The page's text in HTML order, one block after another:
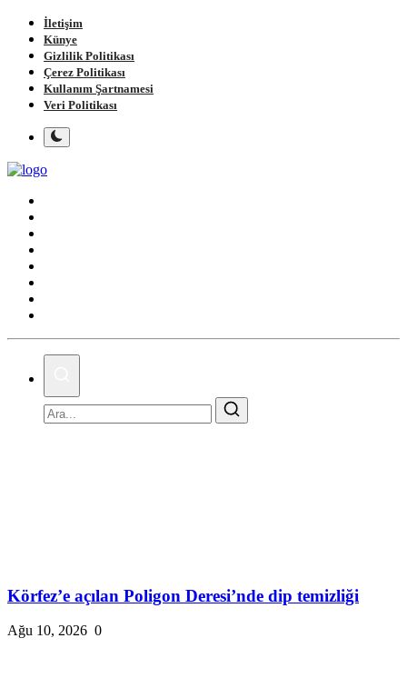
İletişim
Künye
Gizlilik Politikası
Çerez Politikası
Kullanım Şartnamesi
Veri Politikası
Körfez’e açılan Poligon Deresi’nde dip temizliği
Ağu 10, 2026 0